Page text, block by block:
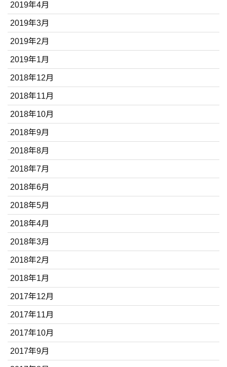
2019年4月
2019年3月
2019年2月
2019年1月
2018年12月
2018年11月
2018年10月
2018年9月
2018年8月
2018年7月
2018年6月
2018年5月
2018年4月
2018年3月
2018年2月
2018年1月
2017年12月
2017年11月
2017年10月
2017年9月